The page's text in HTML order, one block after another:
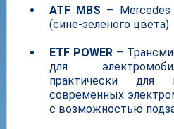
ATF MBS – Mercedes
(сине-зеленого цвета)
ETF POWER–
для
практически
современных
с возможностью